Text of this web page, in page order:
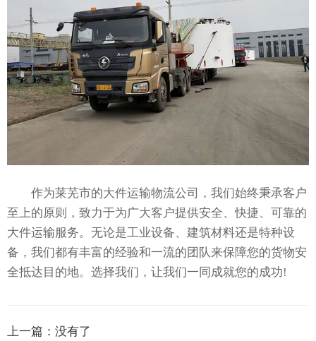
作为莱芜市的大件运输物流公司，我们始终秉承客户
至上的原则，致力于为广大客户提供安全、快捷、可靠的
大件运输服务。无论是工业设备、建筑材料还是特种设
备，我们都有丰富的经验和一流的团队来保障您的货物安
全抵达目的地。选择我们，让我们一同成就您的成功!
上一篇： 没有了